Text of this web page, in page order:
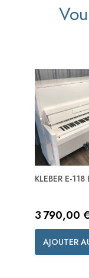
KLEBER E-
Prix
3 790,00 €
AJOUTER